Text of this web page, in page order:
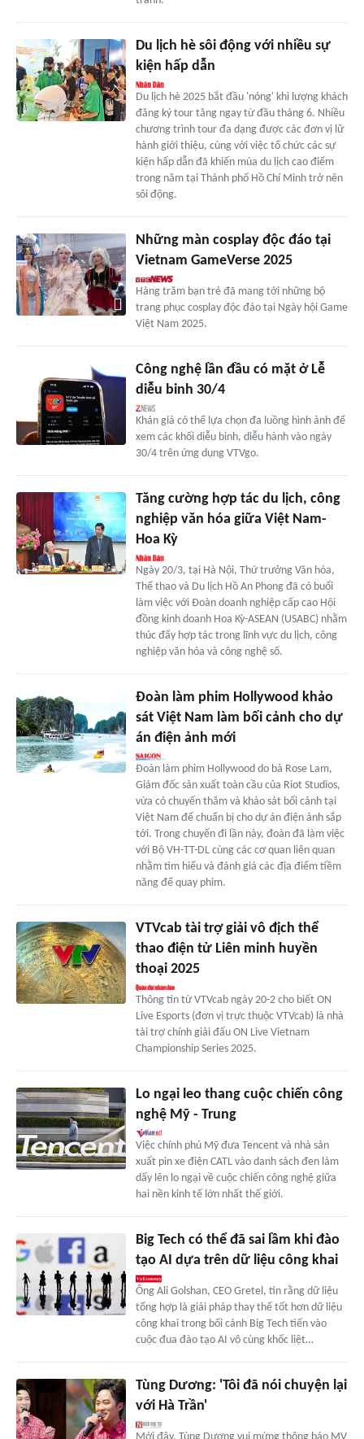
Du lịch hè sôi động với nhiều sự
kiện hấp dẫn
Du lịch hè 2025 bắt đầu 'nóng' khi lượng khách
đăng ký tour tăng ngay từ đầu tháng 6. Nhiều
chương trình tour đa dạng được các đơn vị lữ
hành giới thiệu, cùng với việc tổ chức các sự
kiện hấp dẫn đã khiến mùa du lịch cao điểm
trong năm tại Thành phố Hồ Chí Minh trở nên
sôi động.
Những màn cosplay độc đáo tại
Vietnam GameVerse 2025
Hàng trăm bạn trẻ đã mang tới những bộ
trang phục cosplay độc đáo tại Ngày hội Game
Việt Nam 2025.
Công nghệ lần đầu có mặt ở Lễ
diễu binh 30/4
Khán giả có thể lựa chọn đa luồng hình ảnh để
xem các khối diễu binh, diễu hành vào ngày
30/4 trên ứng dụng VTVgo.
Tăng cường hợp tác du lịch, công
nghiệp văn hóa giữa Việt Nam-
Hoa Kỳ
Ngày 20/3, tại Hà Nội, Thứ trưởng Văn hóa,
Thể thao và Du lịch Hồ An Phong đã có buổi
làm việc với Đoàn doanh nghiệp cấp cao Hội
đồng kinh doanh Hoa Kỳ-ASEAN (USABC) nhằm
thúc đẩy hợp tác trong lĩnh vực du lịch, công
nghiệp văn hóa và công nghệ số.
Đoàn làm phim Hollywood khảo
sát Việt Nam làm bối cảnh cho dự
án điện ảnh mới
Đoàn làm phim Hollywood do bà Rose Lam,
Giám đốc sản xuất toàn cầu của Riot Studios,
vừa có chuyến thăm và khảo sát bối cảnh tại
Việt Nam để chuẩn bị cho dự án điện ảnh sắp
tới. Trong chuyến đi lần này, đoàn đã làm việc
với Bộ VH-TT-DL cùng các cơ quan liên quan
nhằm tìm hiểu và đánh giá các địa điểm tiềm
năng để quay phim.
VTVcab tài trợ giải vô địch thể
thao điện tử Liên minh huyền
thoại 2025
Thông tin từ VTVcab ngày 20-2 cho biết ON
Live Esports (đơn vị trực thuộc VTVcab) là nhà
tài trợ chính giải đấu ON Live Vietnam
Championship Series 2025.
Lo ngại leo thang cuộc chiến công
nghệ Mỹ - Trung
Việc chính phủ Mỹ đưa Tencent và nhà sản
xuất pin xe điện CATL vào danh sách đen làm
dấy lên lo ngại về cuộc chiến công nghệ giữa
hai nền kinh tế lớn nhất thế giới.
Big Tech có thể đã sai lầm khi đào
tạo AI dựa trên dữ liệu công khai
Ông Ali Golshan, CEO Gretel, tin rằng dữ liệu
tổng hợp là giải pháp thay thế tốt hơn dữ liệu
công khai trong bối cảnh Big Tech tiến vào
cuộc đua đào tạo AI vô cùng khốc liệt…
Tùng Dương: 'Tôi đã nói chuyện lại
với Hà Trần'